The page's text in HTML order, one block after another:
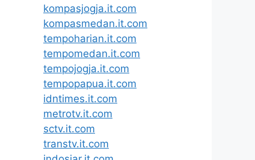
kompasjogja.it.com
kompasmedan.it.com
tempoharian.it.com
tempomedan.it.com
tempojogja.it.com
tempopapua.it.com
idntimes.it.com
metrotv.it.com
sctv.it.com
transtv.it.com